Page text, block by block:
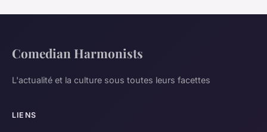
Comedian Harmonists
L'actualité et la culture sous toutes leurs facettes
LIENS